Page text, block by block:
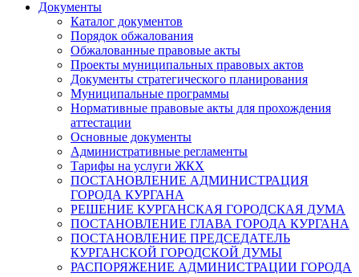
Документы
Каталог документов
Порядок обжалования
Обжалованные правовые акты
Проекты муниципальных правовых актов
Документы стратегического планирования
Муниципальные программы
Нормативные правовые акты для прохождения
аттестации
Основные документы
Административные регламенты
Тарифы на услуги ЖКХ
ПОСТАНОВЛЕНИЕ АДМИНИСТРАЦИЯ
ГОРОДА КУРГАНА
РЕШЕНИЕ КУРГАНСКАЯ ГОРОДСКАЯ ДУМА
ПОСТАНОВЛЕНИЕ ГЛАВА ГОРОДА КУРГАНА
ПОСТАНОВЛЕНИЕ ПРЕДСЕДАТЕЛЬ
КУРГАНСКОЙ ГОРОДСКОЙ ДУМЫ
РАСПОРЯЖЕНИЕ АДМИНИСТРАЦИИ ГОРОДА